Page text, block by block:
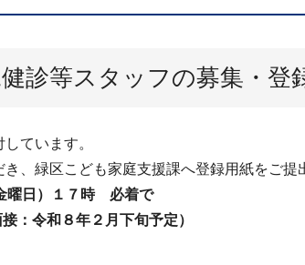
診等スタッフの募集・登
ています。
、緑区こども家庭支援課へ登録用紙をご提
曜日）１７時 必着で
令和８年２月下旬予定）